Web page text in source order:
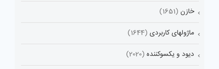
خازن (1651)
ماژولهای کاربردی (1644)
دیود و یکسوکننده (2020)